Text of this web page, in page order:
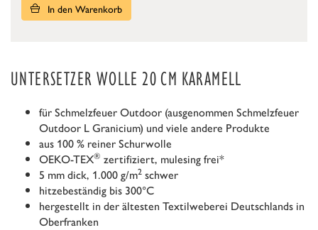
In den Warenkorb
UNTERSETZER WOLLE 20 CM KARAMELL
für Schmelzfeuer Outdoor (ausgenommen Schmelzfeuer
Outdoor L Granicium) und viele andere Produkte
aus 100 % reiner Schurwolle
OEKO-TEX® zertifiziert, mulesing frei*
5 mm dick, 1.000 g/m2 schwer
hitzebeständig bis 300°C
hergestellt in der ältesten Textilweberei Deutschlands in
Oberfranken